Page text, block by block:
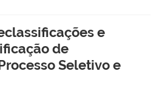
e
de
Seletivo e